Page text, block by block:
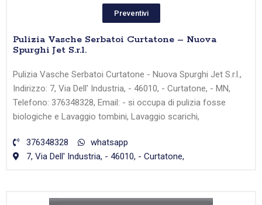
Preventivi
Pulizia Vasche Serbatoi Curtatone – Nuova
Spurghi Jet S.r.l.
Pulizia Vasche Serbatoi Curtatone - Nuova Spurghi Jet S.r.l.,
Indirizzo: 7, Via Dell' Industria, - 46010, - Curtatone, - MN,
Telefono: 376348328, Email: - si occupa di pulizia fosse
biologiche e Lavaggio tombini, Lavaggio scarichi,
376348328
whatsapp
7, Via Dell' Industria, - 46010, - Curtatone,